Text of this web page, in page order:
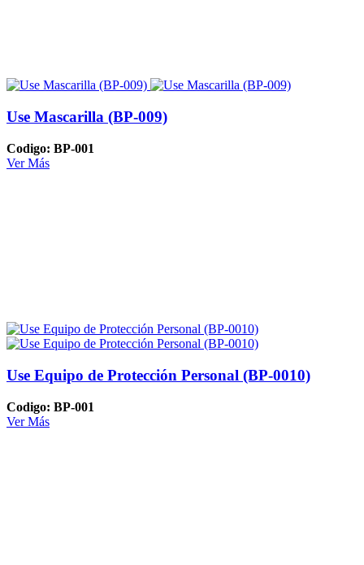
Use Mascarilla (BP-009)
Codigo: BP-001
Ver Más
Use Equipo de Protección Personal (BP-0010)
Codigo: BP-001
Ver Más